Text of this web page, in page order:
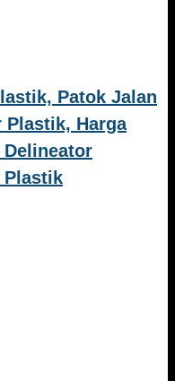
Patok Jalan
Plastik, Harga
Plastik